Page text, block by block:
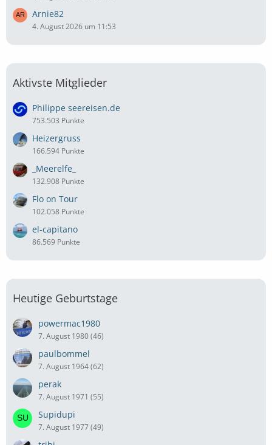
Arnie82
4. August 2026 um 11:53
Aktivste Mitglieder
Philippe seereisen.de
753.503 Punkte
Heizergruss
166.594 Punkte
_Meerelfe_
132.908 Punkte
Flo on Tour
102.058 Punkte
el-capitano
86.569 Punkte
Heutige Geburtstage
powermac1980
7. August 1980 (46)
paulbommel
7. August 1964 (62)
perak
7. August 1971 (55)
Supidupi
7. August 1977 (49)